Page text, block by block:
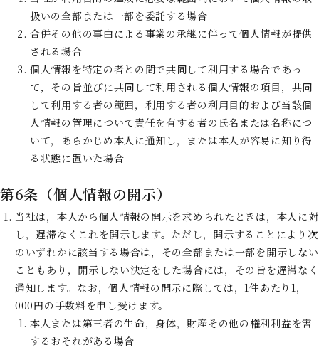
扱いの全部または一部を委託する場合
合併その他の事由による事業の承継に伴って個人情報が提供
される場合
個人情報を特定の者との間で共同して利用する場合であっ
て，その旨並びに共同して利用される個人情報の項目，共同
して利用する者の範囲，利用する者の利用目的および当該個
人情報の管理について責任を有する者の氏名または名称につ
いて，あらかじめ本人に通知し，または本人が容易に知り得
る状態に置いた場合
第6条（個人情報の開示）
当社は，本人から個人情報の開示を求められたときは，本人に対
し，遅滞なくこれを開示します。ただし，開示することにより次
のいずれかに該当する場合は，その全部または一部を開示しない
こともあり，開示しない決定をした場合には，その旨を遅滞なく
通知します。なお，個人情報の開示に際しては，1件あたり1，
000円の手数料を申し受けます。
本人または第三者の生命，身体，財産その他の権利利益を害
するおそれがある場合